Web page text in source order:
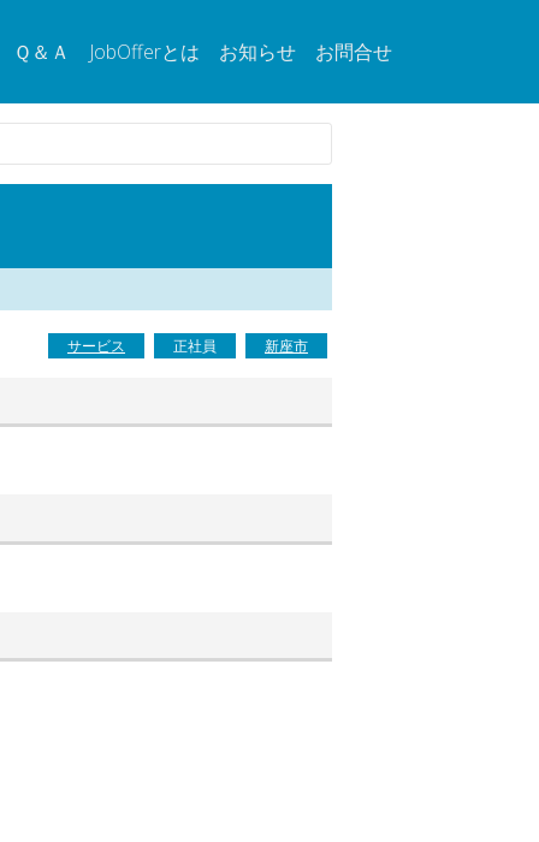
Ｑ＆Ａ JobOfferとは お知らせ お問合せ
サービス 正社員 新座市